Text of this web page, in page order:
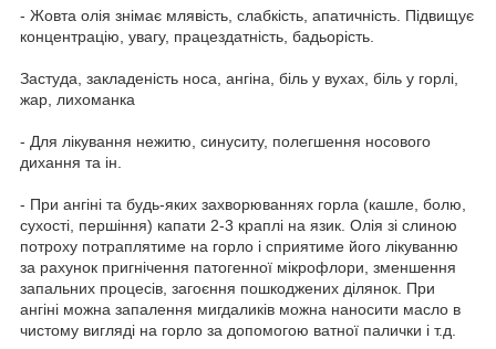
- Жовта олія знімає млявість, слабкість, апатичність. Підвищує
концентрацію, увагу, працездатність, бадьорість.
Застуда, закладеність носа, ангіна, біль у вухах, біль у горлі,
жар, лихоманка
- Для лікування нежитю, синуситу, полегшення носового
дихання та ін.
- При ангіні та будь-яких захворюваннях горла (кашле, болю,
сухості, першіння) капати 2-3 краплі на язик. Олія зі слиною
потроху потраплятиме на горло і сприятиме його лікуванню
за рахунок пригнічення патогенної мікрофлори, зменшення
запальних процесів, загоєння пошкоджених ділянок. При
ангіні можна запалення мигдаликів можна наносити масло в
чистому вигляді на горло за допомогою ватної палички і т.д.